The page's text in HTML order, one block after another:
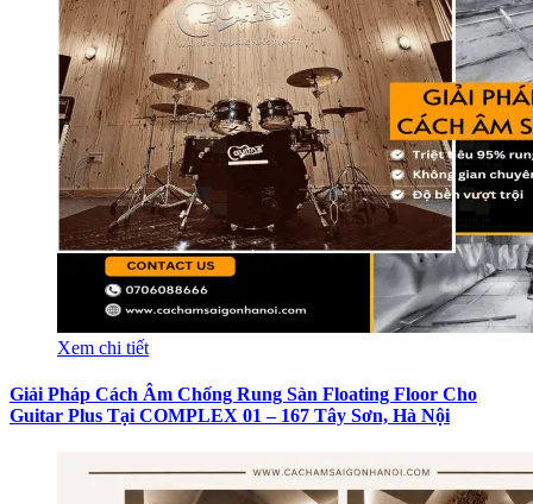
Xem chi tiết
Giải Pháp Cách Âm Chống Rung Sàn Floating Floor Cho
Guitar Plus Tại COMPLEX 01 – 167 Tây Sơn, Hà Nội